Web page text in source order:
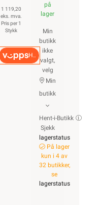
1 119,20
eks. mva.
Pris per 1
Stykk
Hurtigkasse
på
lager
Min
butikk
ikke
valgt,
velg
Min
butikk
Hent-i-Butikk
Sjekk
lagerstatus
På lager
kun i 4 av
32 butikker,
se
lagerstatus